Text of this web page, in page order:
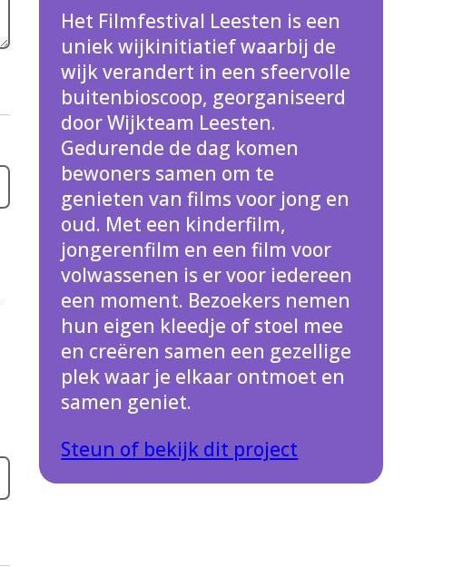
Het Filmfestival Leesten is een
uniek wijkinitiatief waarbij de
wijk verandert in een sfeervolle
buitenbioscoop, georganiseerd
door Wijkteam Leesten.
Gedurende de dag komen
bewoners samen om te
genieten van films voor jong en
oud. Met een kinderfilm,
jongerenfilm en een film voor
volwassenen is er voor iedereen
een moment. Bezoekers nemen
hun eigen kleedje of stoel mee
en creëren samen een gezellige
plek waar je elkaar ontmoet en
samen geniet.
Steun of bekijk dit project